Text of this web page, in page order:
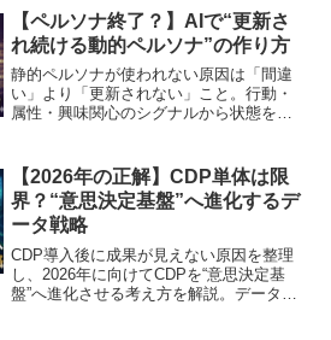
【ペルソナ終了？】AIで“更新さ
れ続ける動的ペルソナ”の作り方
静的ペルソナが使われない原因は「間違
い」より「更新されない」こと。行動・
属性・興味関心のシグナルから状態を推
プレを解説
【2026年の正解】CDP単体は限
界？“意思決定基盤”へ進化するデ
ータ戦略
CDP導入後に成果が見えない原因を整理
し、2026年に向けてCDPを“意思決定基
盤”へ進化させる考え方を解説。データ定